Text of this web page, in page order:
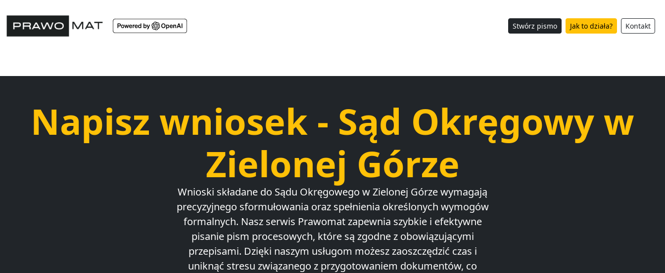
Stwórz pismo Jak to działa? Kontakt
Napisz wniosek - Sąd Okręgowy w
Zielonej Górze
Wnioski składane do Sądu Okręgowego w Zielonej Górze wymagają
precyzyjnego sformułowania oraz spełnienia określonych wymogów
formalnych. Nasz serwis Prawomat zapewnia szybkie i efektywne
pisanie pism procesowych, które są zgodne z obowiązującymi
przepisami. Dzięki naszym usługom możesz zaoszczędzić czas i
uniknąć stresu związanego z przygotowaniem dokumentów, co